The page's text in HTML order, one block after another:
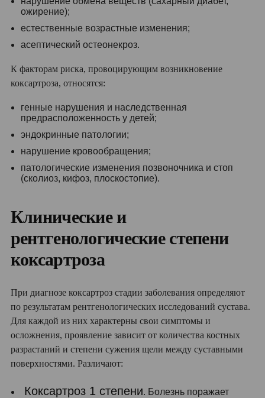
ожирение);
естественные возрастные изменения;
асептический остеонекроз.
К факторам риска, провоцирующим возникновение
коксартроза, относятся:
генные нарушения и наследственная
предрасположенность у детей;
эндокринные патологии;
нарушение кровообращения;
патологические изменения позвоночника и стоп
(сколиоз, кифоз, плоскостопие).
Клинические и
рентгенологические степени
коксартроза
При диагнозе коксартроз стадии заболевания определяют
по результатам рентгенологических исследований сустава.
Для каждой из них характерны свои симптомы и
осложнения, проявление зависит от количества костных
разрастаний и степени сужения щели между суставными
поверхностями. Различают:
Коксартроз 1 степени. Болезнь поражает